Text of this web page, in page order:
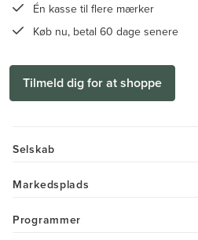
Én kasse til flere mærker
Køb nu, betal 60 dage senere
Tilmeld dig for at shoppe
Selskab
Markedsplads
Programmer